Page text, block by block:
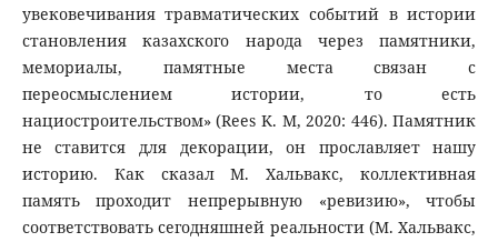
увековечивания травматических событий в истории
становления казахского народа через памятники,
мемориалы, памятные места связан с
переосмыслением истории, то есть
нациостроительством» (Rees K. M, 2020: 446). Памятник
не ставится для декорации, он прославляет нашу
историю. Как сказал М. Хальвакс, коллективная
память проходит непрерывную «ревизию», чтобы
соответствовать сегодняшней реальности (М. Хальвакс,